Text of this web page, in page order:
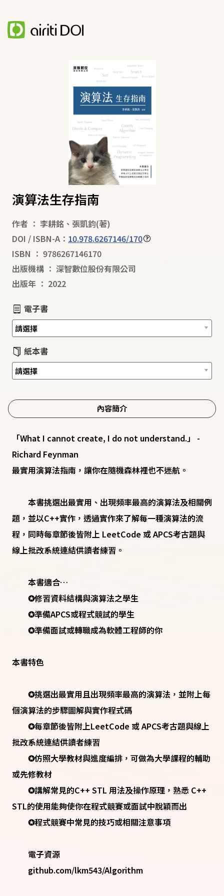
演算法生存指南
作者 ： 李耕銘 、 張凱鈞(著)
DOI / ISBN-A： 10.978.6267146/170
ISBN ： 9786267146170
出版機構 ： 深智數位股份有限公司
出版年 ： 2022
電子書
紙本書
內容簡介
「What I cannot create, I do not understand.」 -
Richard Feynman
最實用演算法指南，讓你在隨機森林裡也不迷航。
本書挑選出最實用、出現頻率最高的演算法及相關例
題，並以C++實作，透過實作來了解每一種演算法的流
程，同時每章節後皆附上 LeetCode 或 APCS考古題與
線上批改系統連結供讀者練習。
本書適合…
✪修習資料結構與演算法之學生
✪準備APCS或程式競試的學生
✪準備面試或轉職成為軟體工程師的你
本書特色
✪挑選出最實用且出現頻率最高的演算法，並附上每
個演算法的步驟圖解與實作程式碼
✪每章節後皆附上LeetCode 或 APCS考古題與線上
批改系統連結供讀者練習
✪仿照大學教材與進度編排，可做為大學課程的輔助
或先修教材
✪講解常見的C++ STL 用法及操作原理，熟悉 C++
STL的使用能夠使你在程式競賽或面試中脫穎而出
✪程式競賽中常見的技巧或相關注意事項
電子資源
github.com/lkm543/Algorithm